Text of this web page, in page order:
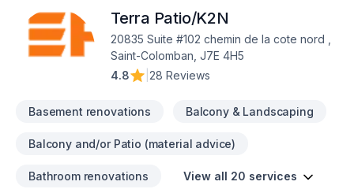
Terra Patio/K2N
20835 Suite #102 chemin de la cote nord ,
Saint-Colomban, J7E 4H5
4.8
28 Reviews
Basement renovations Balcony & Landscaping
Balcony and/or Patio (material advice)
Bathroom renovations View all 20 services